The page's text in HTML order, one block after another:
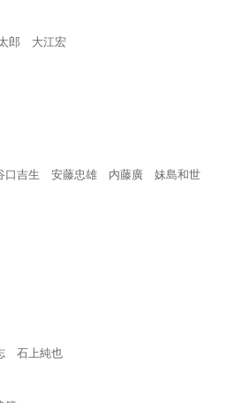
郎 大江宏
吉生 安藤忠雄 内藤廣 妹島和世
石上純也